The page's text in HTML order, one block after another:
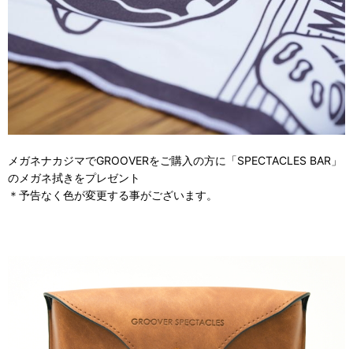
メガネナカジマでGROOVERをご購入の方に「SPECTACLES BAR」
のメガネ拭きをプレゼント
＊予告なく色が変更する事がございます。